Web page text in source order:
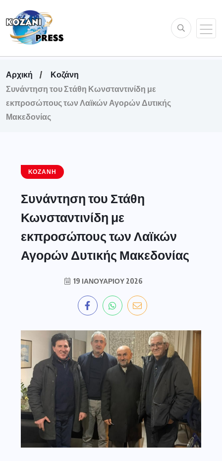
Αρχική
Κοζάνη
Συνάντηση του Στάθη Κωνσταντινίδη με
εκπροσώπους των Λαϊκών Αγορών Δυτικής
Μακεδονίας
ΚΟΖΆΝΗ
Συνάντηση του Στάθη
Κωνσταντινίδη με
εκπροσώπους των Λαϊκών
Αγορών Δυτικής Μακεδονίας
19 ΙΑΝΟΥΑΡΊΟΥ 2026